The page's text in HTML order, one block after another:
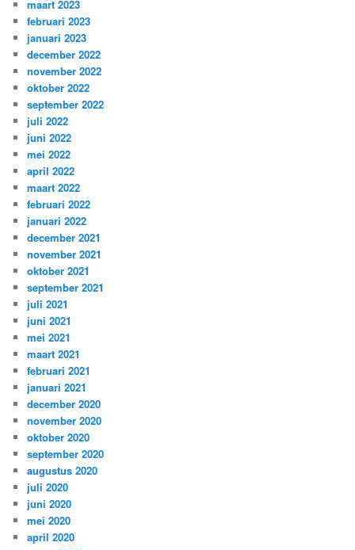
maart 2023
februari 2023
januari 2023
december 2022
november 2022
oktober 2022
september 2022
juli 2022
juni 2022
mei 2022
april 2022
maart 2022
februari 2022
januari 2022
december 2021
november 2021
oktober 2021
september 2021
juli 2021
juni 2021
mei 2021
maart 2021
februari 2021
januari 2021
december 2020
november 2020
oktober 2020
september 2020
augustus 2020
juli 2020
juni 2020
mei 2020
april 2020